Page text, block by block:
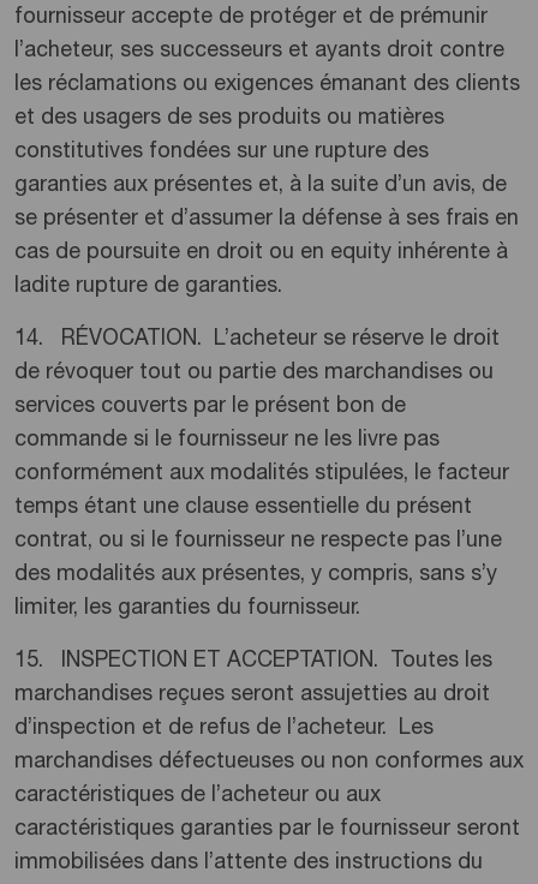
fournisseur accepte de protéger et de prémunir
l’acheteur, ses successeurs et ayants droit contre
les réclamations ou exigences émanant des clients
et des usagers de ses produits ou matières
constitutives fondées sur une rupture des
garanties aux présentes et, à la suite d’un avis, de
se présenter et d’assumer la défense à ses frais en
cas de poursuite en droit ou en equity inhérente à
ladite rupture de garanties.
14. RÉVOCATION. L’acheteur se réserve le droit
de révoquer tout ou partie des marchandises ou
services couverts par le présent bon de
commande si le fournisseur ne les livre pas
conformément aux modalités stipulées, le facteur
temps étant une clause essentielle du présent
contrat, ou si le fournisseur ne respecte pas l’une
des modalités aux présentes, y compris, sans s’y
limiter, les garanties du fournisseur.
15. INSPECTION ET ACCEPTATION. Toutes les
marchandises reçues seront assujetties au droit
d’inspection et de refus de l’acheteur. Les
marchandises défectueuses ou non conformes aux
caractéristiques de l’acheteur ou aux
caractéristiques garanties par le fournisseur seront
immobilisées dans l’attente des instructions du